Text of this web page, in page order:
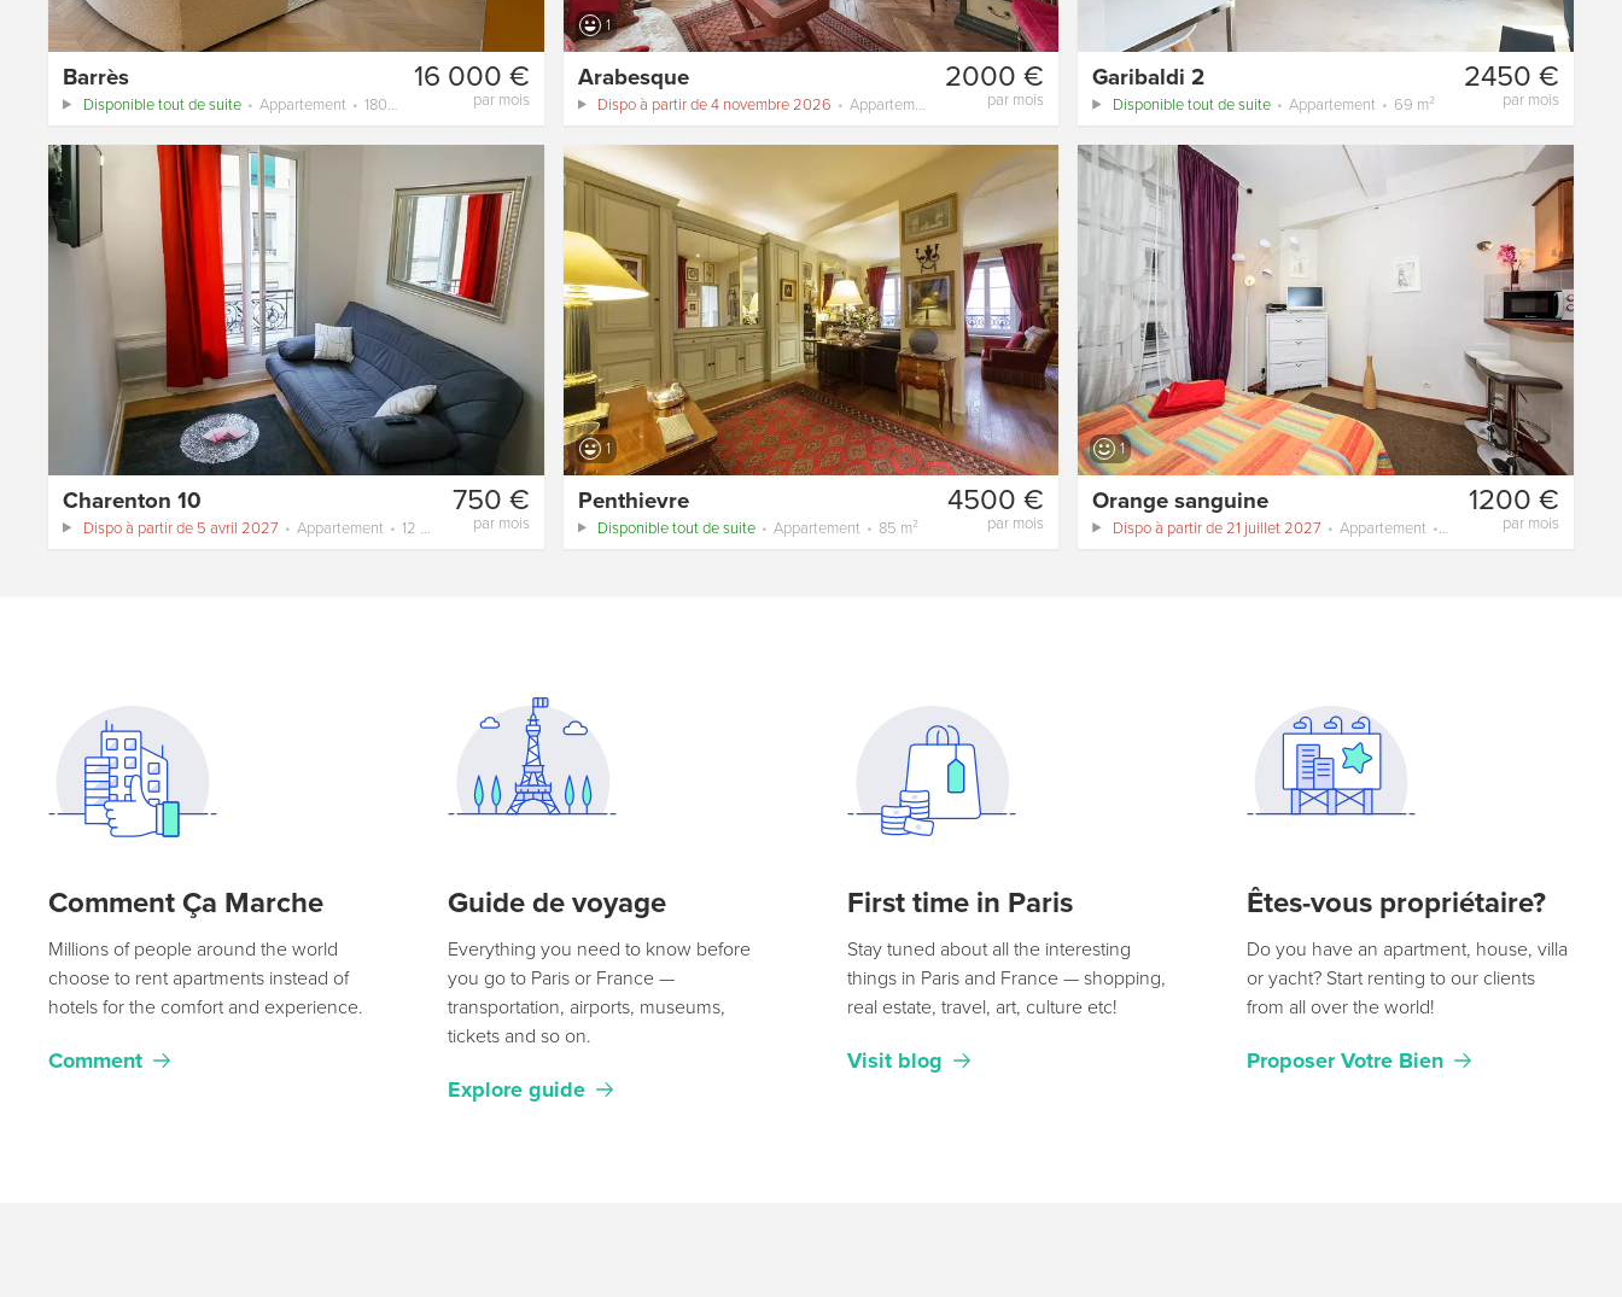
16 000 €
par mois
Barrès
Disponible tout de suite Appartement 180 m²
1
2000 €
par mois
Аrabesque
Dispo à partir de 4 novembre 2026 Appartement 38 m²
2450 €
par mois
Garibaldi 2
Disponible tout de suite Appartement 69 m²
750 €
par mois
Charenton 10
Dispo à partir de 5 avril 2027 Appartement 12 m²
1
4500 €
par mois
Penthievre
Disponible tout de suite Appartement 85 m²
1
1200 €
par mois
Orange sanguine
Dispo à partir de 21 juillet 2027 Appartement 20 m²
Comment Ça Marche
Millions of people around the world
choose to rent apartments instead of
hotels for the comfort and experience.
Comment
Guide de voyage
Everything you need to know before
you go to Paris or France —
transportation, airports, museums,
tickets and so on.
Explore guide
First time in Paris
Stay tuned about all the interesting
things in Paris and France — shopping,
real estate, travel, art, culture etc!
Visit blog
Êtes-vous propriétaire?
Do you have an apartment, house, villa
or yacht? Start renting to our clients
from all over the world!
Proposer Votre Bien